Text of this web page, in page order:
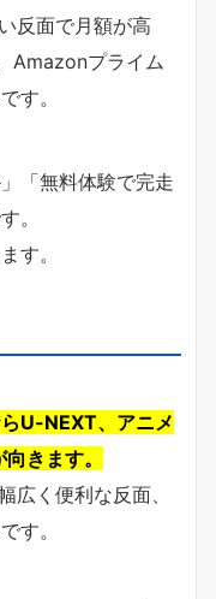
反面で月額が高
Amazonプライム
す。
「無料体験で完走
。
す。
U-NEXT、アニメ
きます。
広く便利な反面、
す。